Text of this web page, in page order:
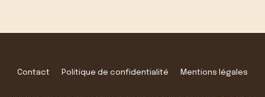
Contact Politique de confidentialité Mentions légales